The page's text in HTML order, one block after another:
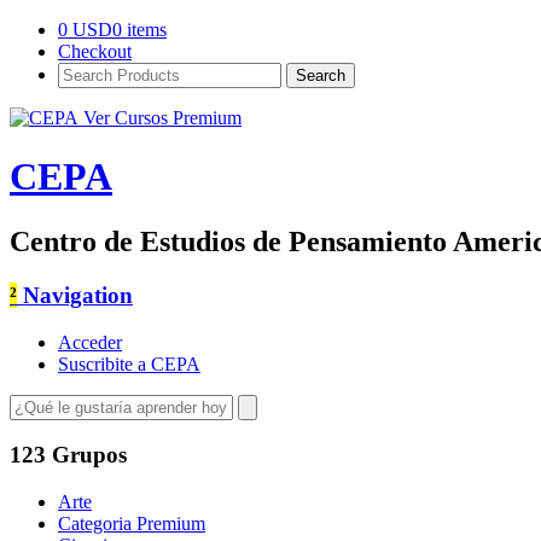
0 USD0 items
Checkout
Search
Products:
Ver Cursos Premium
CEPA
Centro de Estudios de Pensamiento
² Navigation
Acceder
Suscribite a CEPA
123 Grupos
Arte
Categoria Premium